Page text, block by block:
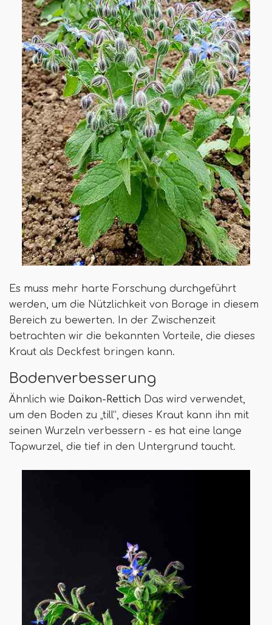
Es muss mehr harte Forschung durchgeführt
werden, um die Nützlichkeit von Borage in diesem
Bereich zu bewerten. In der Zwischenzeit
betrachten wir die bekannten Vorteile, die dieses
Kraut als Deckfest bringen kann.
Bodenverbesserung
Ähnlich wie Daikon-Rettich Das wird verwendet,
um den Boden zu „till“, dieses Kraut kann ihn mit
seinen Wurzeln verbessern - es hat eine lange
Tapwurzel, die tief in den Untergrund taucht.